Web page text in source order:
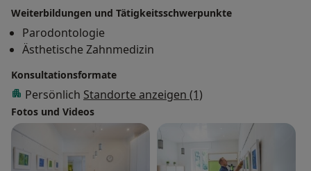
Weiterbildungen und Tätigkeitsschwerpunkte
Parodontologie
Ästhetische Zahnmedizin
Konsultationsformate
Persönlich Standorte anzeigen (1)
Fotos und Videos